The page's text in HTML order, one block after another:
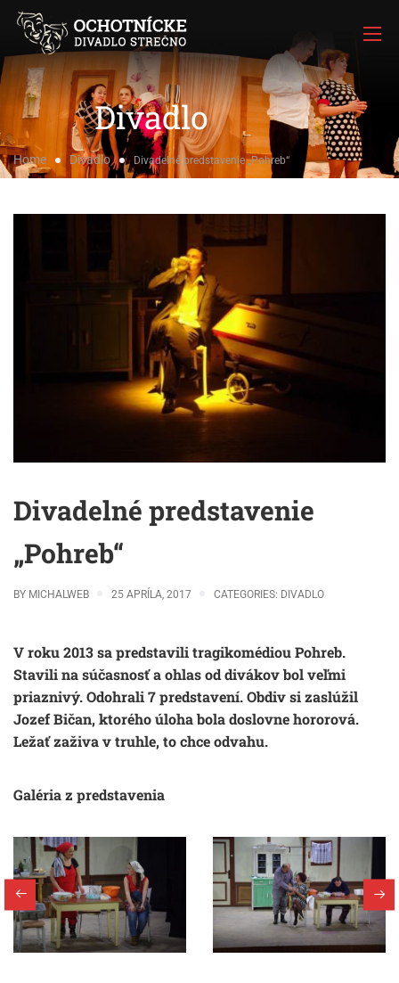
Divadlo
Home Divadlo Divadelné predstavenie „Pohreb“
Divadelné predstavenie
„Pohreb“
BY MICHALWEB 25 APRÍLA, 2017 CATEGORIES: DIVADLO
V roku 2013 sa predstavili tragikomédiouPohreb.
Stavili na súčasnosť a ohlas od divákov bol veľmi
priaznivý. Odohrali 7 predstavení. Obdiv si zaslúžil
Jozef Bičan, ktorého úloha bola doslovne hororová.
Ležať zaživa v truhle, to chce odvahu.
Galéria z predstavenia